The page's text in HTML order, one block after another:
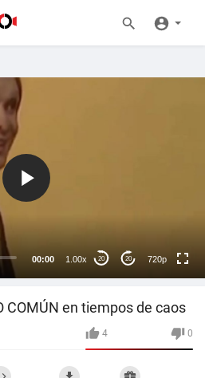
00:00 1.00x 20 20 720p
COMÚN en tiempos de caos
4 0